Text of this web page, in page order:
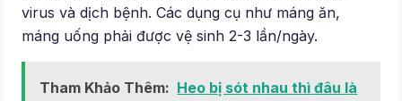
virus và dịch bệnh. Các dụng cụ như máng ăn,
máng uống phải được vệ sinh 2-3 lần/ngày.
Tham Khảo Thêm: Heo bị sót nhau thì đâu là